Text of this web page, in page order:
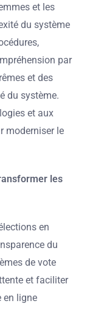
et les
du système
par
et des
du système.
et aux
moderniser le
les
en
du
de vote
et faciliter
en ligne